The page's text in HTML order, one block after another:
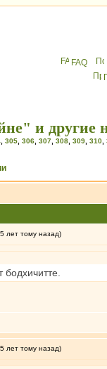
FAQ
и другие
305 306 307 308 309 310
лет тому назад)
лет тому назад)